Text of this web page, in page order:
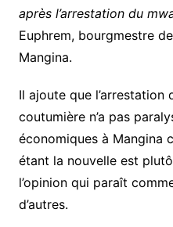
après l’arrestation du
Euphrem, bourgmestre
Mangina.
Il ajoute que
coutumière n’a pas
économiques à Mangina
étant la nouvelle est
l’opinion qui paraît
d’autres.